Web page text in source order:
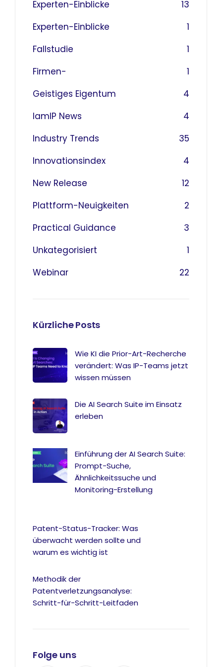
Experten-Einblicke
13
Experten-Einblicke
1
Fallstudie
1
Firmen-
1
Geistiges Eigentum
4
IamIP News
4
Industry Trends
35
Innovationsindex
4
New Release
12
Plattform-Neuigkeiten
2
Practical Guidance
3
Unkategorisiert
1
Webinar
22
Kürzliche Posts
Wie KI die Prior-Art-Recherche
verändert: Was IP-Teams jetzt
wissen müssen
Die AI Search Suite im Einsatz
erleben
Einführung der AI Search Suite:
Prompt-Suche,
Ähnlichkeitssuche und
Monitoring-Erstellung
Patent-Status-Tracker: Was
überwacht werden sollte und
warum es wichtig ist
Methodik der
Patentverletzungsanalyse:
Schritt-für-Schritt-Leitfaden
Folge uns